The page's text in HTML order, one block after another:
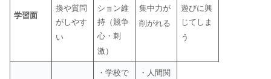
学習面
換や質問
がしやす
い
ション維
持（競争
心・刺
激）
集中力が
削がれる
遊びに興
じてしま
う
・学校で
・人間関